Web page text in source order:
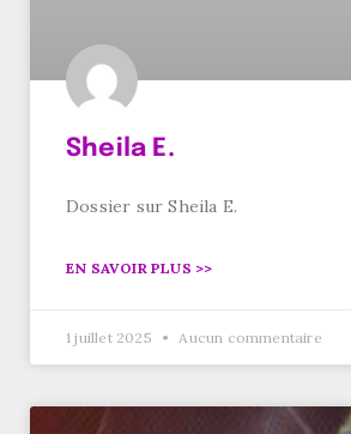
Sheila E.
Dossier sur Sheila E.
EN SAVOIR PLUS >>
1 juillet 2025 Aucun commentaire